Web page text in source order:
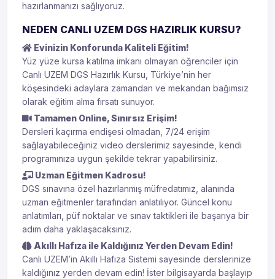
hazırlanmanızı sağlıyoruz.
NEDEN CANLI UZEM DGS HAZIRLIK KURSU?
Evinizin Konforunda Kaliteli Eğitim!
Yüz yüze kursa katılma imkanı olmayan öğrenciler için
Canlı UZEM DGS Hazırlık Kursu, Türkiye’nin her
köşesindeki adaylara zamandan ve mekandan bağımsız
olarak eğitim alma fırsatı sunuyor.
Tamamen Online, Sınırsız Erişim!
Dersleri kaçırma endişesi olmadan, 7/24 erişim
sağlayabileceğiniz video derslerimiz sayesinde, kendi
programınıza uygun şekilde tekrar yapabilirsiniz.
Uzman Eğitmen Kadrosu!
DGS sınavına özel hazırlanmış müfredatımız, alanında
uzman eğitmenler tarafından anlatılıyor. Güncel konu
anlatımları, püf noktalar ve sınav taktikleri ile başarıya bir
adım daha yaklaşacaksınız.
Akıllı Hafıza ile Kaldığınız Yerden Devam Edin!
Canlı UZEM’in Akıllı Hafıza Sistemi sayesinde derslerinize
kaldığınız yerden devam edin! İster bilgisayarda başlayıp